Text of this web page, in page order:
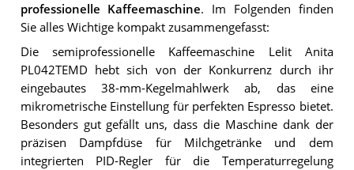
professionelle Kaffeemaschine. Im Folgenden finden
Sie alles Wichtige kompakt zusammengefasst:
Die semiprofessionelle Kaffeemaschine Lelit Anita
PL042TEMD hebt sich von der Konkurrenz durch ihr
eingebautes 38-mm-Kegelmahlwerk ab, das eine
mikrometrische Einstellung für perfekten Espresso bietet.
Besonders gut gefällt uns, dass die Maschine dank der
präzisen Dampfdüse für Milchgetränke und dem
integrierten PID-Regler für die Temperaturregelung